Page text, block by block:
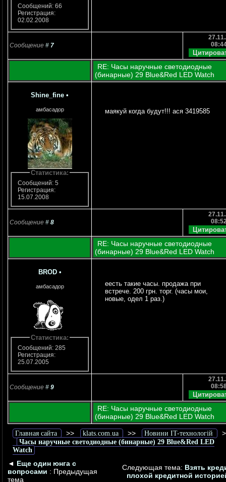
Сообщений: 66
Регистрация:
02.02.2008
Сообщение# 7
RE: Часы наручные светодиодные
(бинарные) 29 Blue&Red LED Watch
Shine_fine •
амбасадор
Статистика:
Сообщений: 5
Регистрация:
15.07.2008
маякуй когда будут!!! ася 3419585
Сообщение#8
RE: Часы наручные светодиодные
(бинарные) 29 Blue&Red LED Watch
BROD •
амбасадор
Статистика:
Сообщений: 285
Регистрация:
25.07.2005
еесть такие часы. продажа при
встрече. 200 грн. торг. (часы мои,
новые, одел 1 раз.)
Сообщение#9
RE: Часы наручные светодиодные
(бинарные) 29 Blue&Red LED Watch
Главная сайта >> klats.com.ua >> Новини IT-технологій
Часы наручные светодиодные (бинарные) 29 Blue&Red LED
Watch
◄ Еще один юнга с
вопросами : Предыдущая
тема
Следующая тема: Взять
плохой кредитной